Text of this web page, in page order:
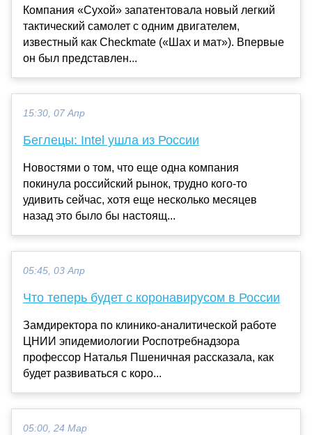
Компания «Сухой» запатентовала новый легкий
тактический самолет с одним двигателем,
известный как Checkmate («Шах и мат»). Впервые
он был представлен...
15:30, 07 Апр
Беглецы: Intel ушла из России
Новостями о том, что еще одна компания
покинула российский рынок, трудно кого-то
удивить сейчас, хотя еще несколько месяцев
назад это было бы настоящ...
05:45, 03 Апр
Что теперь будет с коронавирусом в России
Замдиректора по клинико-аналитической работе
ЦНИИ эпидемиологии Роспотребнадзора
профессор Наталья Пшеничная рассказала, как
будет развиваться с коро...
05:00, 24 Мар